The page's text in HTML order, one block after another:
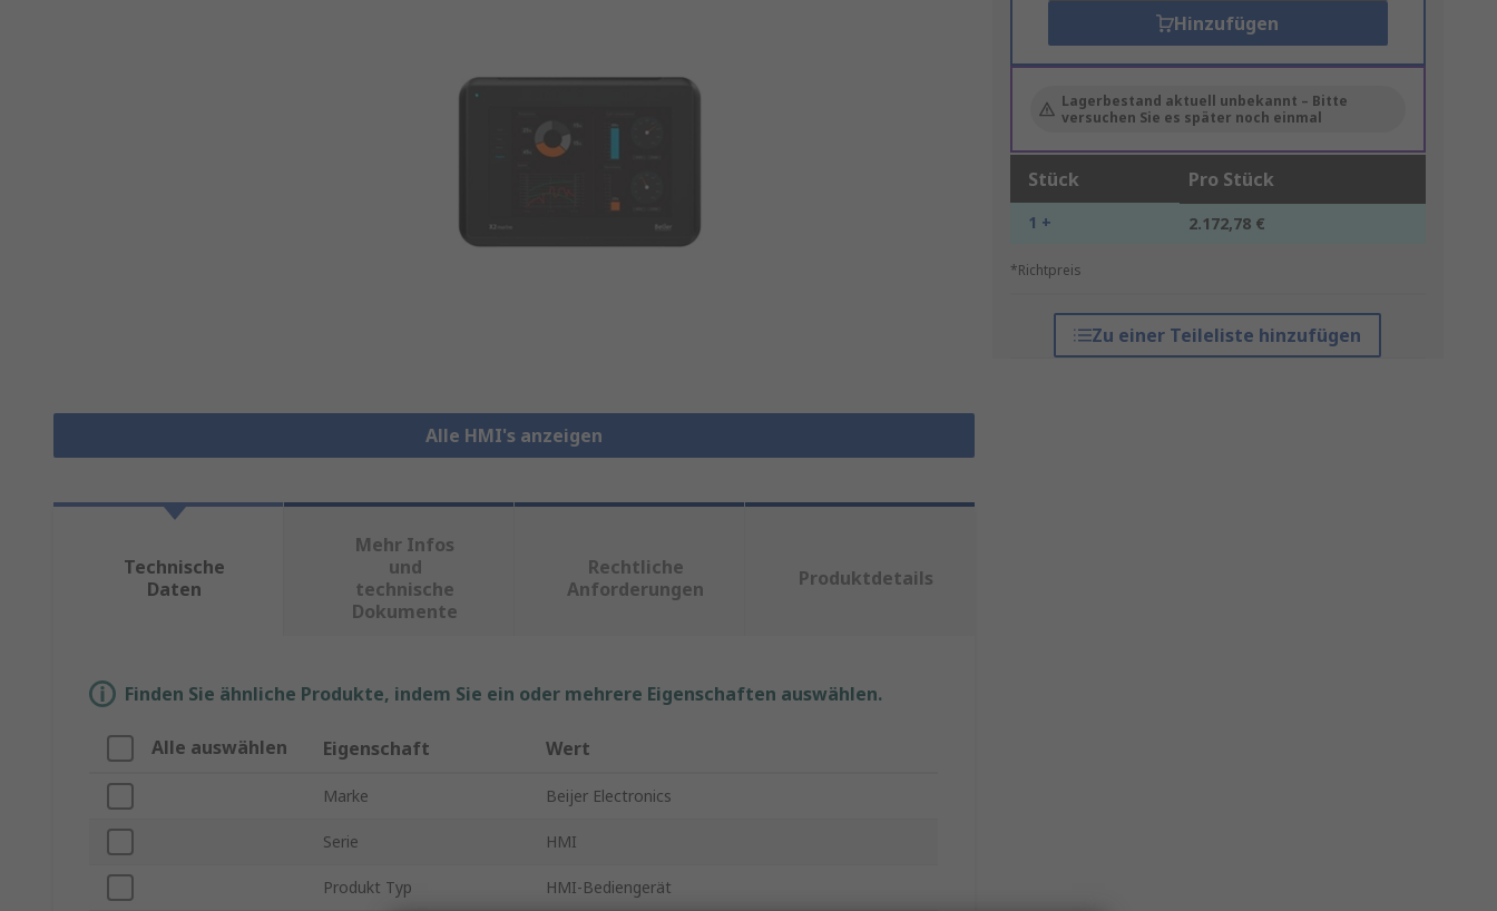
Alle HMI's anzeigen
Hinzufügen
Lagerbestand aktuell unbekannt – Bitte
versuchen Sie es später noch einmal
Stück Pro Stück
1 + 2.172,78 €
*Richtpreis
Zu einer Teileliste hinzufügen
Technische
Daten
Mehr Infos
und
technische
Dokumente
Rechtliche
Anforderungen
Produktdetails
Finden Sie ähnliche Produkte, indem Sie ein oder mehrere Eigenschaften auswählen.
Alle auswählen Eigenschaft Wert
Marke Beijer Electronics
Serie HMI
Produkt Typ HMI-Bediengerät